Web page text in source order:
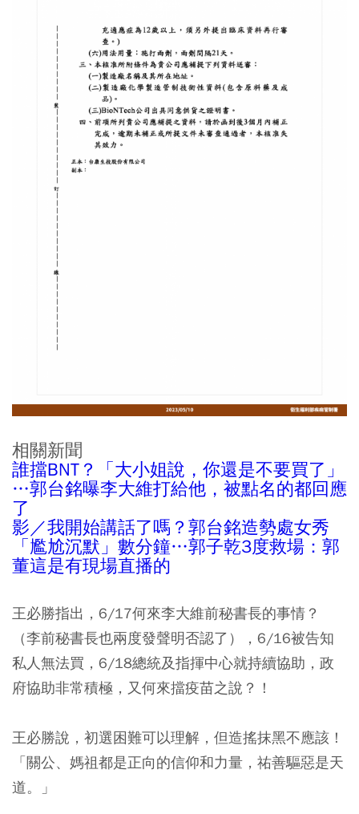
相關新聞
誰擋BNT？「大小姐說，你還是不要買了」
…郭台銘曝李大維打給他，被點名的都回應
了
影／我開始講話了嗎？郭台銘造勢處女秀
「尷尬沉默」數分鐘…郭子乾3度救場：郭
董這是有現場直播的
王必勝指出，6/17何來李大維前秘書長的事情？
（李前秘書長也兩度發聲明否認了），6/16被告知
私人無法買，6/18總統及指揮中心就持續協助，政
府協助非常積極，又何來擋疫苗之說？！
王必勝說，初選困難可以理解，但造搖抹黑不應該！
「關公、媽祖都是正向的信仰和力量，祐善驅惡是天
道。」